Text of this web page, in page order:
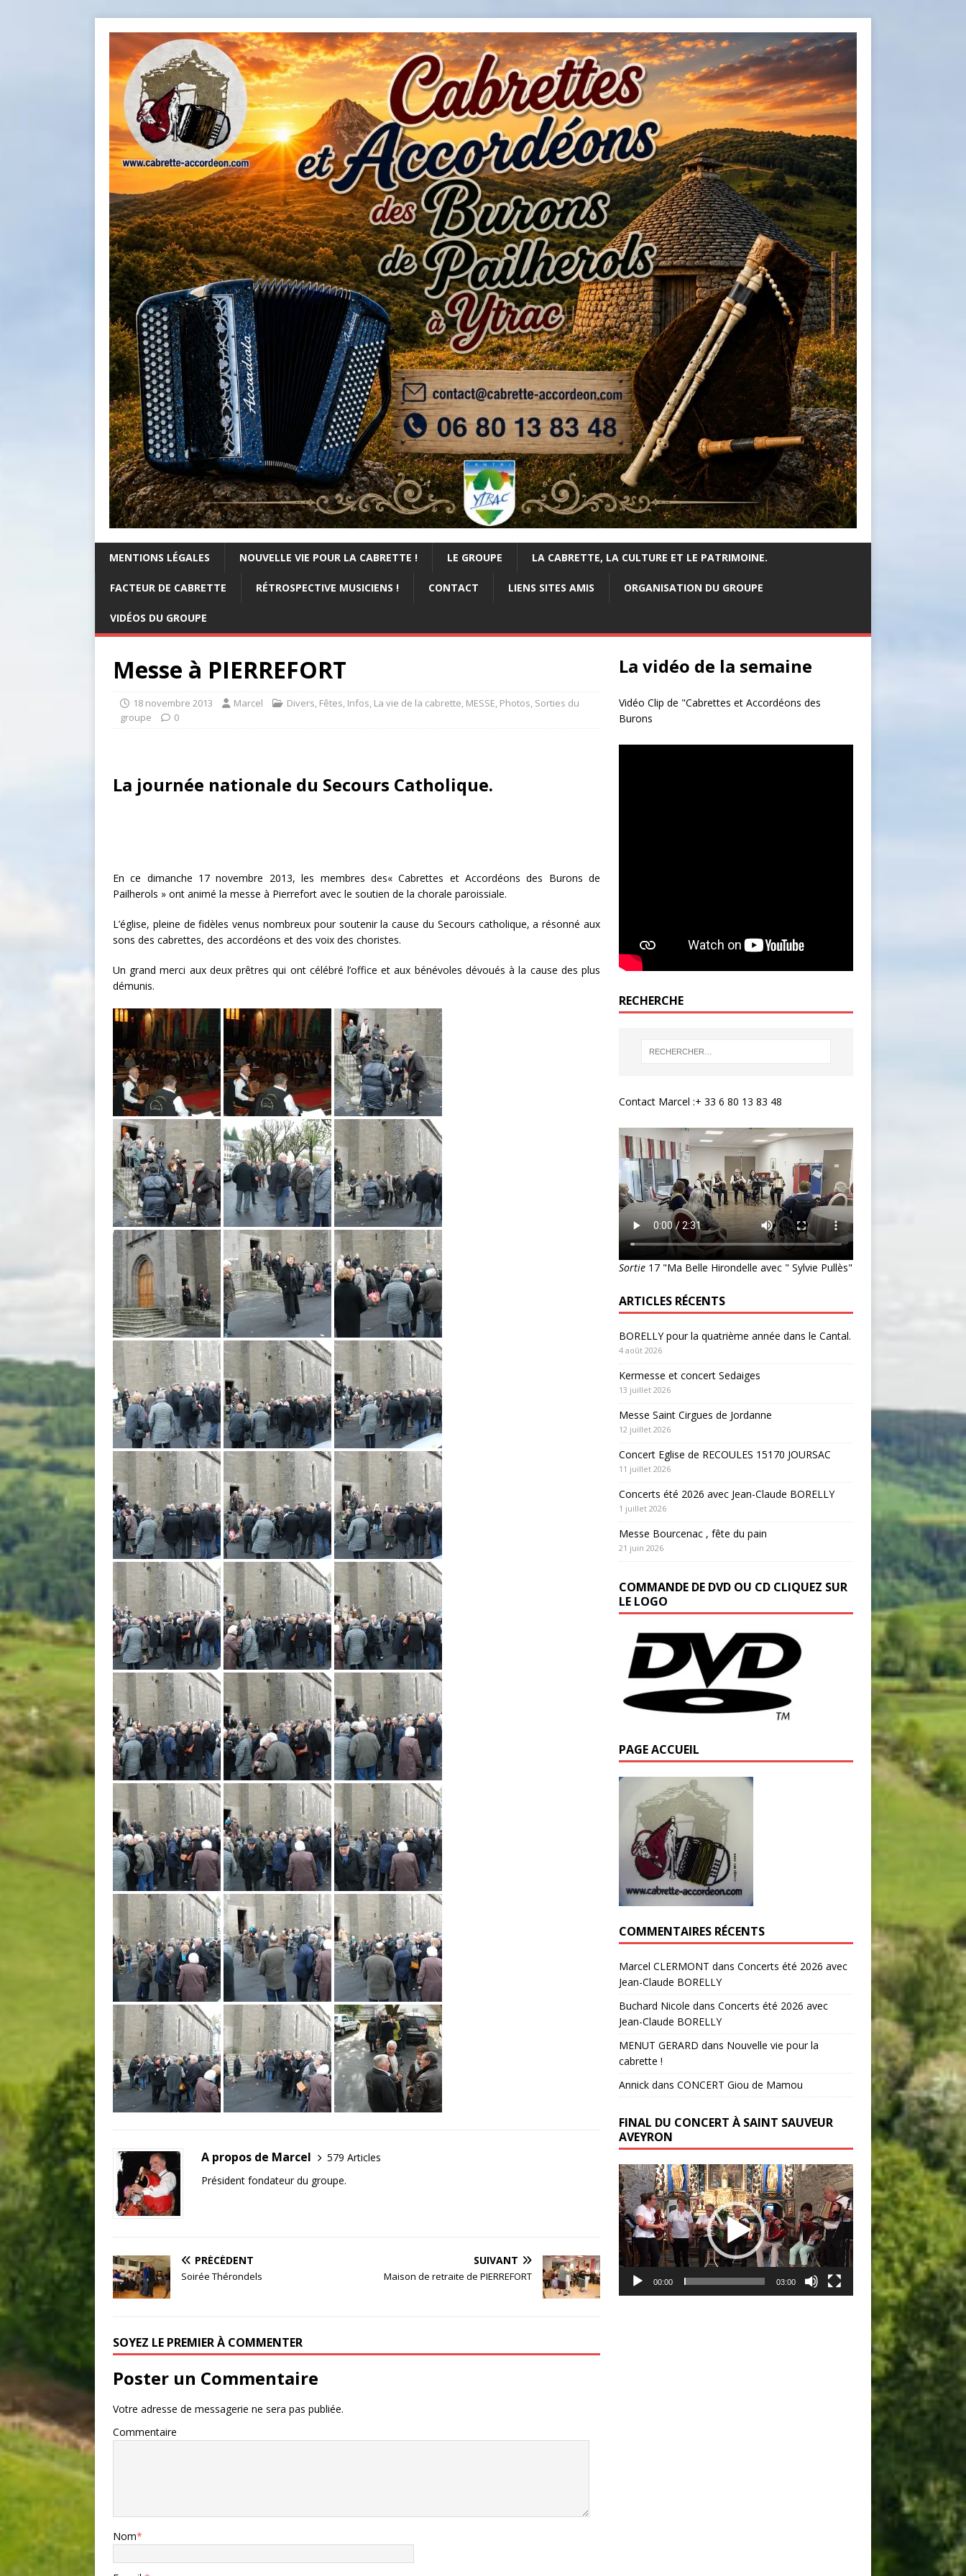
MENTIONS LÉGALES NOUVELLE VIE POUR LA CABRETTE ! LE GROUPE LA CABRETTE, LA CULTURE ET LE PATRIMOINE.
FACTEUR DE CABRETTE RÉTROSPECTIVE MUSICIENS ! CONTACT LIENS SITES AMIS ORGANISATION DU GROUPE
VIDÉOS DU GROUPE
Messe à PIERREFORT
18 novembre 2013 Marcel Divers, Fêtes, Infos, La vie de la cabrette, MESSE, Photos, Sorties du
groupe
0
La journée nationale du Secours Catholique.
En ce dimanche 17 novembre 2013, les membres des« Cabrettes et Accordéons des Burons de
Pailherols » ont animé la messe à Pierrefort avec le soutien de la chorale paroissiale.
L’église, pleine de fidèles venus nombreux pour soutenir la cause du Secours catholique, a résonné aux
sons des cabrettes, des accordéons et des voix des choristes.
Un grand merci aux deux prêtres qui ont célébré l’office et aux bénévoles dévoués à la cause des plus
démunis.
A propos de Marcel
579 Articles
Président fondateur du groupe.
PRÉCÉDENT
Soirée Thérondels
SUIVANT
Maison de retraite de PIERREFORT
SOYEZ LE PREMIER À COMMENTER
Poster un Commentaire
Votre adresse de messagerie ne sera pas publiée.
Commentaire
Nom*
La vidéo de la semaine
Vidéo Clip de "Cabrettes et Accordéons des
Burons
RECHERCHE
Contact Marcel :+ 33 6 80 13 83 48
Sortie 17 "Ma Belle Hirondelle avec " Sylvie Pullès"
ARTICLES RÉCENTS
BORELLY pour la quatrième année dans le Cantal.
4 août 2026
Kermesse et concert Sedaiges
13 juillet 2026
Messe Saint Cirgues de Jordanne
12 juillet 2026
Concert Eglise de RECOULES 15170 JOURSAC
11 juillet 2026
Concerts été 2026 avec Jean-Claude BORELLY
1 juillet 2026
Messe Bourcenac , fête du pain
21 juin 2026
COMMANDE DE DVD OU CD CLIQUEZ SUR
LE LOGO
PAGE ACCUEIL
COMMENTAIRES RÉCENTS
Marcel CLERMONT dans Concerts été 2026 avec
Jean-Claude BORELLY
Buchard Nicole dans Concerts été 2026 avec
Jean-Claude BORELLY
MENUT GERARD dans Nouvelle vie pour la
cabrette !
Annickdans CONCERT Giou de Mamou
FINAL DU CONCERT À SAINT SAUVEUR
AVEYRON
Lecteur
vidéo
00:00 03:00